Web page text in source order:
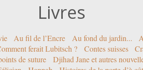
Livres
Au fil de l’Encre Au fond du jardin...
ferait Lubitsch ? Contes suisses
de suture Djihad Jane et autres